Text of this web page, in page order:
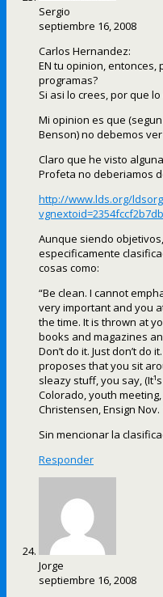
Sergio
septiembre 16, 2008
Carlos Hernandez:
EN tu opinion,
programas?
Si asi lo crees, por que
Mi opinion es que
Benson) no debemos
Claro que he visto
Profeta no deberiamos
http://www.lds.org/
Aunque siendo
especificamente
cosas como:
“Be clean. I cannot
very important and you
the time. It is thrown at
books and magazines
Don’t do it. Just don’t do
proposes that you sit
sleazy stuff, you say,
Colorado, youth meeting,
Christensen, Ensign Nov.
Sin mencionar la
Responder
Jorge
septiembre 16, 2008